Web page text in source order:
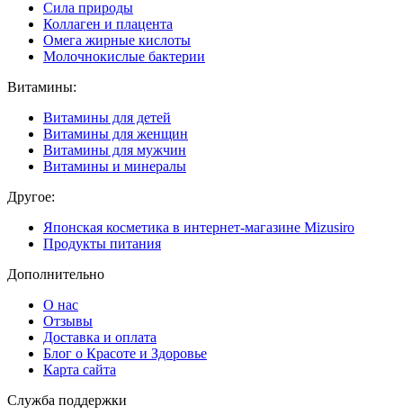
Сила природы
Коллаген и плацента
Омега жирные кислоты
Молочнокислые бактерии
Витамины:
Витамины для детей
Витамины для женщин
Витамины для мужчин
Витамины и минералы
Другое:
Японская косметика в интернет-магазине Mizusiro
Продукты питания
Дополнительно
О нас
Отзывы
Доставка и оплата
Блог о Красоте и Здоровье
Карта сайта
Служба поддержки